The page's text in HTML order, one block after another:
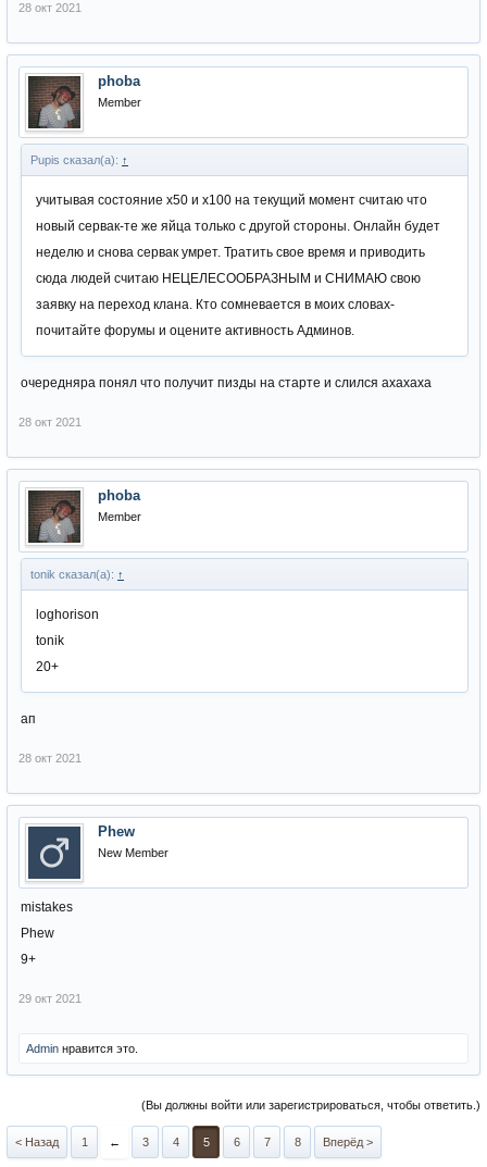
28 окт 2021
phoba
Member
Pupis сказал(а): ↑
учитывая состояние х50 и х100 на текущий момент считаю что
новый сервак-те же яйца только с другой стороны. Онлайн будет
неделю и снова сервак умрет. Тратить свое время и приводить
сюда людей считаю НЕЦЕЛЕСООБРАЗНЫМ и СНИМАЮ свою
заявку на переход клана. Кто сомневается в моих словах-
почитайте форумы и оцените активность Админов.
очередняра понял что получит пизды на старте и слился ахахаха
28 окт 2021
phoba
Member
tonik сказал(а): ↑
loghorison
tonik
20+
ап
28 окт 2021
Phew
New Member
mistakes
Phew
9+
29 окт 2021
Admin нравится это.
(Вы должны войти или зарегистрироваться, чтобы ответить.)
< Назад 1 ← 3 4 5 6 7 8 Вперёд >